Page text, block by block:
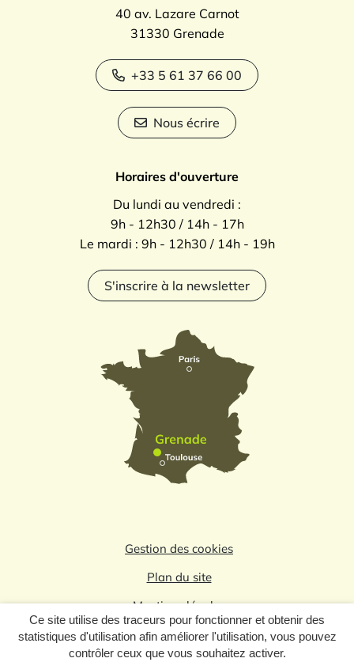
Ce site utilise des traceurs pour fonctionner et obtenir des
statistiques d'utilisation afin améliorer l'utilisation, vous pouvez
contrôler ceux que vous souhaitez activer.
40 av. Lazare Carnot
31330 Grenade
+33 5 61 37 66 00
Nous écrire
Horaires d'ouverture
Du lundi au vendredi :
9h - 12h30 / 14h - 17h
Le mardi : 9h - 12h30 / 14h - 19h
S'inscrire à la newsletter
Gestion des cookies
Plan du site
Mentions légales
Politique de confidentialité